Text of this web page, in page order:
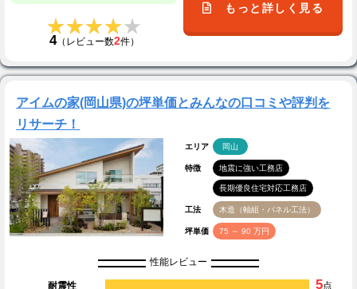
★★★★★
★★★★★
4（レビュー数2件）
もっと詳しく見る
アイムの家(岡山県)の坪単価とみんなの口コミや評判を
リサーチ！
エリア 岡山
特徴 地震に強い工務店
長期優良住宅対応工務店
工法 木造（軸組・パネル工法）
坪単価 75 ～ 90 万円
性能レビュー
耐震性 5点